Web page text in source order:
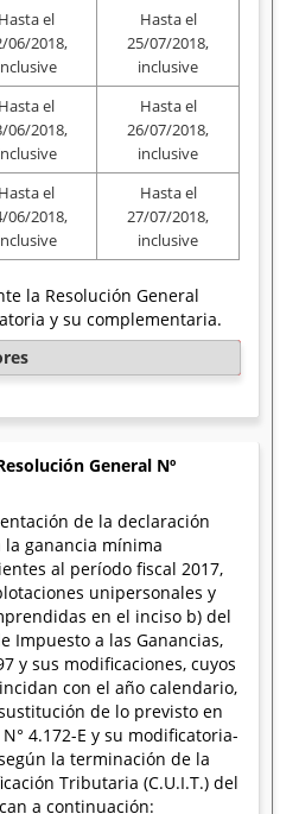
Hasta el
06/2018,
Hasta el
25/07/2018,
inclusive
Hasta el
06/2018,
Hasta el
26/07/2018,
inclusive
Hasta el
06/2018,
Hasta el
27/07/2018,
inclusive
la Resolución General
y su complementaria.
General Nº
de la declaración
ganancia mínima
al período fiscal 2017,
unipersonales y
en el inciso b) del
Impuesto a las Ganancias,
y sus modificaciones, cuyos
con el año calendario,
de lo previsto en
4.172-E y su modificatoria-
la terminación de la
Tributaria (C.U.I.T.) del
a continuación: